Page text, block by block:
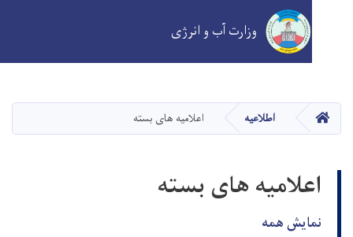
main
content
وزارت آب و انرژی
اطلاعیه اعلامیه های بسته
های بسته
همه